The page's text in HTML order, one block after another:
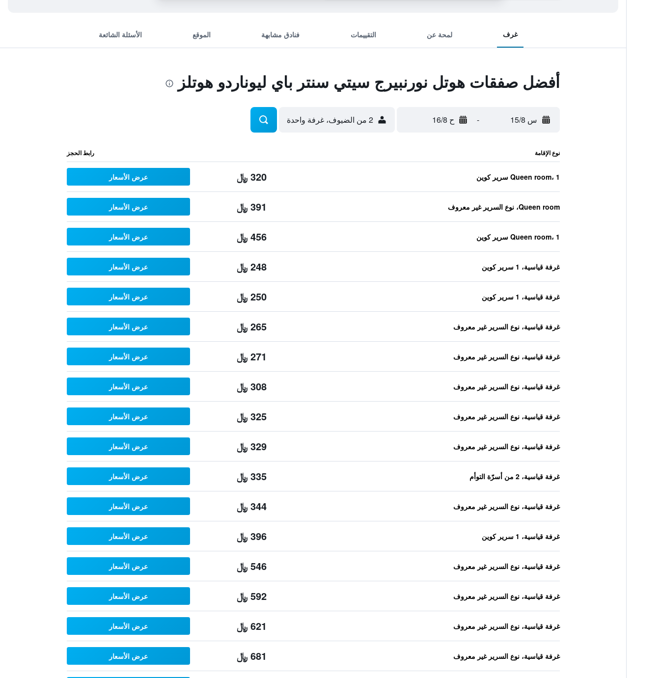
غرف لمحة عن التقييمات فنادق مشابهة الموقع الأسئلة الشائعة
أفضل صفقات هوتل نورنبيرج سيتي سنتر باي ليوناردو هوتلز
س 15/8 - ح 16/8 2 من الضيوف، غرفة واحدة
نوع الإقامة رابط الحجز
Queen room، 1 سرير كوين 320 ﷼ عرض الأسعار
Queen room، نوع السرير غير معروف 391 ﷼ عرض الأسعار
Queen room، 1 سرير كوين 456 ﷼ عرض الأسعار
غرفة قياسية، 1 سرير كوين 248 ﷼ عرض الأسعار
غرفة قياسية، 1 سرير كوين 250 ﷼ عرض الأسعار
غرفة قياسية، نوع السرير غير معروف 265 ﷼ عرض الأسعار
غرفة قياسية، نوع السرير غير معروف 271 ﷼ عرض الأسعار
غرفة قياسية، نوع السرير غير معروف 308 ﷼ عرض الأسعار
غرفة قياسية، نوع السرير غير معروف 325 ﷼ عرض الأسعار
غرفة قياسية، نوع السرير غير معروف 329 ﷼ عرض الأسعار
غرفة قياسية، 2 من أسرّة التوأم 335 ﷼ عرض الأسعار
غرفة قياسية، نوع السرير غير معروف 344 ﷼ عرض الأسعار
غرفة قياسية، 1 سرير كوين 396 ﷼ عرض الأسعار
غرفة قياسية، نوع السرير غير معروف 546 ﷼ عرض الأسعار
غرفة قياسية، نوع السرير غير معروف 592 ﷼ عرض الأسعار
غرفة قياسية، نوع السرير غير معروف 621 ﷼ عرض الأسعار
غرفة قياسية، نوع السرير غير معروف 681 ﷼ عرض الأسعار